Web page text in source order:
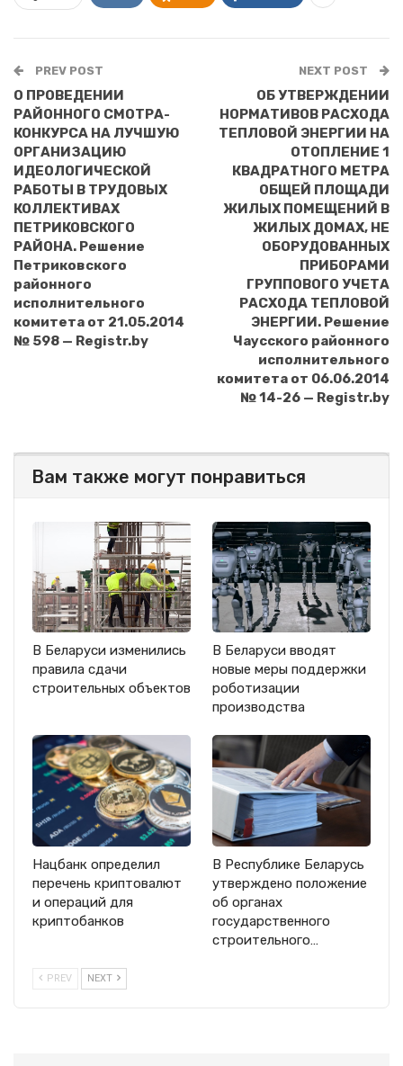
PREV POST
О ПРОВЕДЕНИИ
РАЙОННОГО СМОТРА-
КОНКУРСА НА ЛУЧШУЮ
ОРГАНИЗАЦИЮ
ИДЕОЛОГИЧЕСКОЙ
РАБОТЫ В ТРУДОВЫХ
КОЛЛЕКТИВАХ
ПЕТРИКОВСКОГО
РАЙОНА. Решение
Петриковского
районного
исполнительного
комитета от 21.05.2014
№ 598 — Registr.by
NEXT POST
ОБ УТВЕРЖДЕНИИ
НОРМАТИВОВ РАСХОДА
ТЕПЛОВОЙ ЭНЕРГИИ НА
ОТОПЛЕНИЕ 1
КВАДРАТНОГО МЕТРА
ОБЩЕЙ ПЛОЩАДИ
ЖИЛЫХ ПОМЕЩЕНИЙ В
ЖИЛЫХ ДОМАХ, НЕ
ОБОРУДОВАННЫХ
ПРИБОРАМИ
ГРУППОВОГО УЧЕТА
РАСХОДА ТЕПЛОВОЙ
ЭНЕРГИИ. Решение
Чаусского районного
исполнительного
комитета от 06.06.2014
№ 14-26 — Registr.by
Вам также могут понравиться
В Беларуси изменились
правила сдачи
строительных объектов
В Беларуси вводят
новые меры поддержки
роботизации
производства
Нацбанк определил
перечень криптовалют
и операций для
криптобанков
В Республике Беларусь
утверждено положение
об органах
государственного
строительного…
PREV NEXT